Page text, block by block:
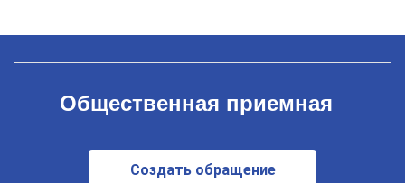
Общественная приемная
Создать обращение